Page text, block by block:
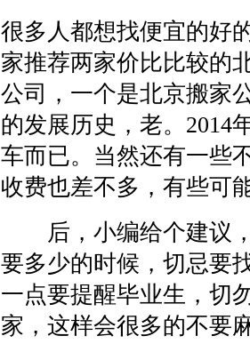
很多人都想找便宜的好
家推荐两家价比比较的
公司，一个是北京搬家
的发展历史，老。2014
车而已。当然还有一些
收费也差不多，有些可
后，小编给个建议，
要多少的时候，切忌要
一点要提醒毕业生，切
家，这样会很多的不要